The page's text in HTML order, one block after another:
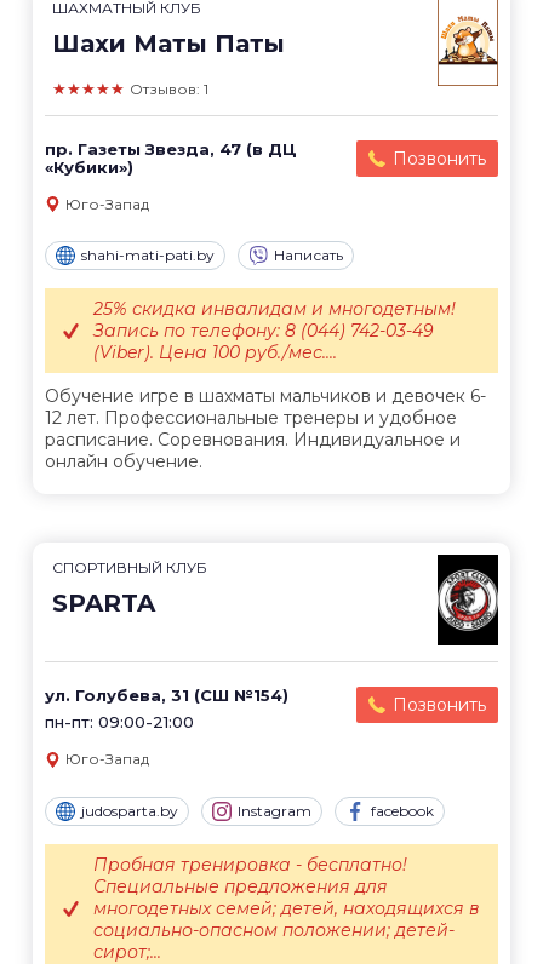
ШАХМАТНЫЙ КЛУБ
Шахи Маты Паты
★★★★★ Отзывов: 1
пр. Газеты Звезда, 47 (в ДЦ
«Кубики»)
Позвонить
Юго-Запад
shahi-mati-pati.by Написать
Обучение игре в шахматы мальчиков и девочек 6-
12 лет. Профессиональные тренеры и удобное
расписание. Соревнования. Индивидуальное и
онлайн обучение.
25% скидка инвалидам и многодетным!
Запись по телефону: 8 (044) 742-03-49
(Viber). Цена 100 руб./мес....
СПОРТИВНЫЙ КЛУБ
SPARTA
ул. Голубева, 31 (СШ №154)
пн-пт: 09:00-21:00
Позвонить
Юго-Запад
judosparta.by Instagram facebook
Пробная тренировка - бесплатно!
Специальные предложения для
многодетных семей; детей, находящихся в
социально-опасном положении; детей-
сирот;...